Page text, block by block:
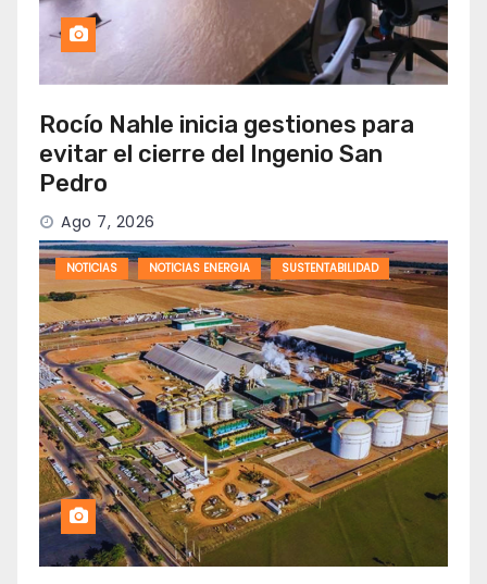
Rocío Nahle inicia gestiones para
evitar el cierre del Ingenio San
Pedro
Ago 7, 2026
NOTICIAS NOTICIAS ENERGIA SUSTENTABILIDAD